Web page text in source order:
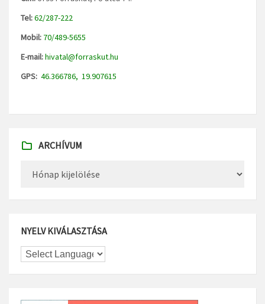
Tel:62/287-222
Mobil: 70/489-5655
E-mail:hivatal@forraskut.hu
GPS: 46.366786, 19.907615
ARCHÍVUM
NYELV KIVÁLASZTÁSA